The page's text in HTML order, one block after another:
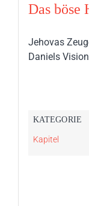
Das böse
Jehovas
Daniels
KATEGORIE
Kapitel